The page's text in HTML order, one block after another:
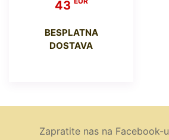
43
BESPLATNA
DOSTAVA
Zapratite nas na Facebook-u